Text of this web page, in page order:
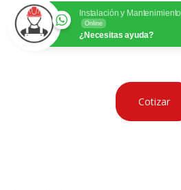
Instalación y Mantenimiento
Online
¿Necesitas ayuda?
Cotizar